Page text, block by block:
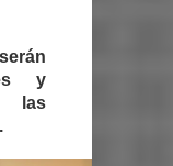
y
las